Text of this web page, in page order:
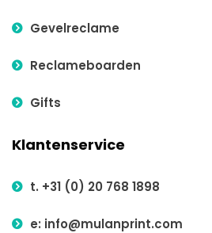
Gevelreclame
Reclameboarden
Gifts
Klantenservice
t. +31 (0) 20 768 1898
e: info@mulanprint.com